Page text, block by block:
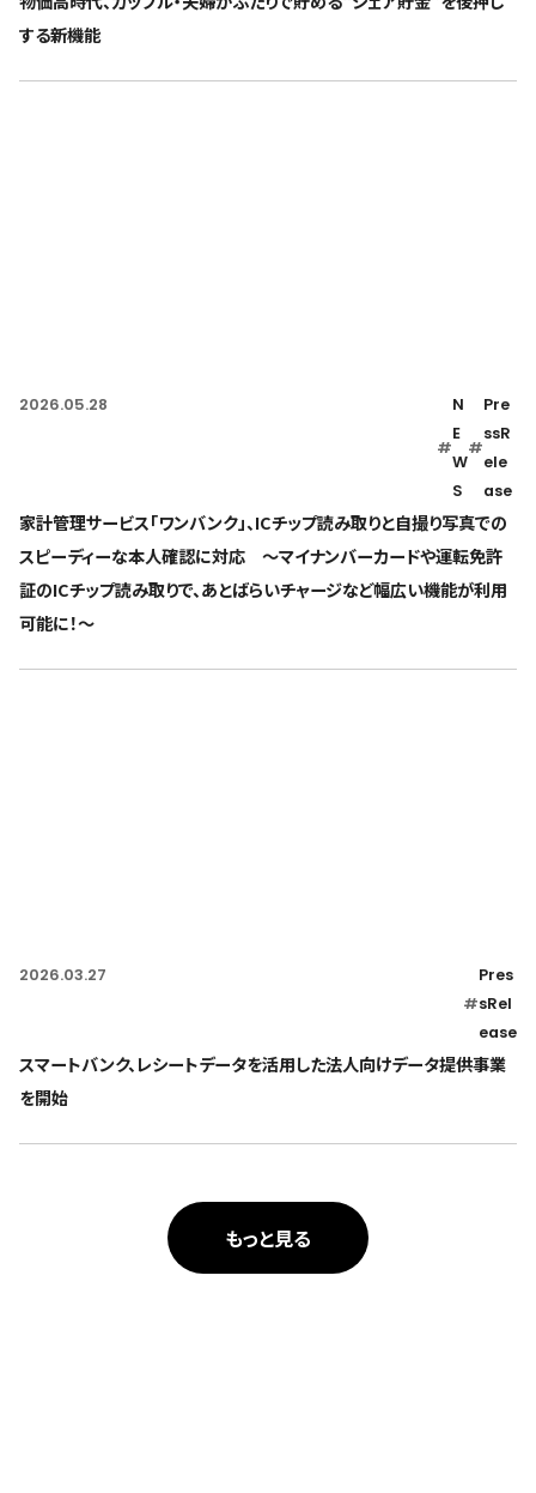
する新機能
2026.05.28
#
N
E
W
S
#
Pre
ssR
ele
ase
家計管理サービス「ワンバンク」、ICチップ読み取りと自撮り写真での
スピーディーな本人確認に対応 〜マイナンバーカードや運転免許
証のICチップ読み取りで、あとばらいチャージなど幅広い機能が利用
可能に！〜
2026.03.27
#
Pres
sRel
ease
スマートバンク、レシートデータを活用した法人向けデータ提供事業
を開始
もっと見る